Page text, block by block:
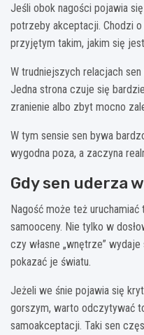
Jeśli obok nagości pojawia
potrzeby akceptacji. Chodzi
przyjętym takim, jakim się
W trudniejszych relacjach
Jedna strona czuje się
zranienie albo zbyt mocno
W tym sensie sen bywa
wygodna poza, a zaczyna
Gdy sen uderza
Nagość może też
samooceny. Nie tylko w
czy własne „wnętrze”
pokazać je światu.
Jeżeli we śnie pojawia się
gorszym, warto odczytywać
samoakceptacji. Taki sen